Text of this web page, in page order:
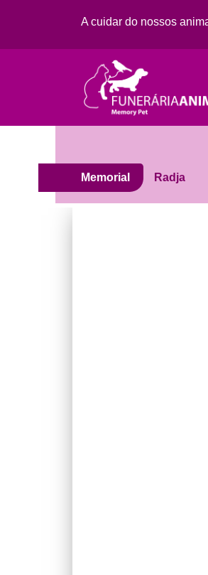
A cuidar do nossos
Memorial Radja